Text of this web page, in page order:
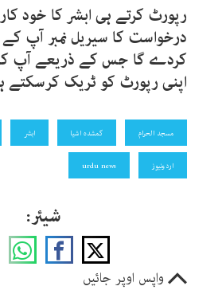
رپورٹ کرتے ہی ابشر کا خود
درخواست کا سیریل نمبر آپ کے
کردے گا جس کے ذریعے آپ
اپنی رپورٹ کو ٹریک کرسکتے
مسجد الحرام گمشدہ اشیا ابشر
اردونیوز urdu news
شیئر:
واپس اوپر جائیں